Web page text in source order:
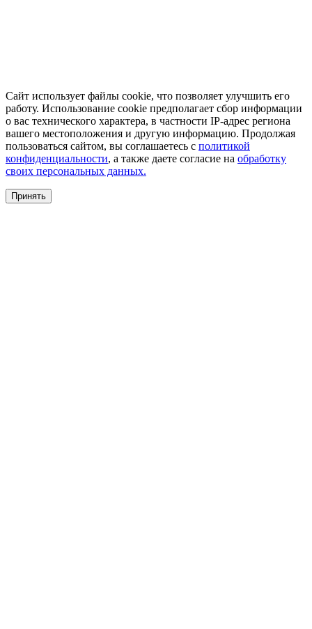
Сайт использует файлы cookie, что позволяет улучшить его
работу. Использование cookie предполагает сбор информации
о вас технического характера, в частности IP-адрес региона
вашего местоположения и другую информацию. Продолжая
пользоваться сайтом, вы соглашаетесь с политикой
конфиденциальности, а также даете согласие на обработку
своих персональных данных.
Принять